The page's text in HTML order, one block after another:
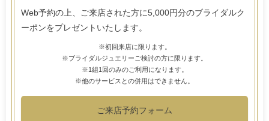
Web予約の上、ご来店された方に5,000円分のブライダルク
ーポンをプレゼントいたします。
※初回来店に限ります。
※ブライダルジュエリーご検討の方に限ります。
※1組1回のみのご利用になります。
※他のサービスとの併用はできません。
ご来店予約フォーム